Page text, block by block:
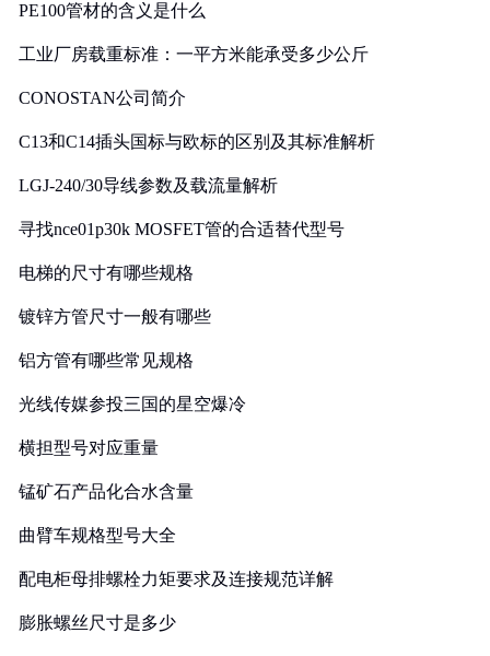
PE100管材的含义是什么
工业厂房载重标准：一平方米能承受多少公斤
CONOSTAN公司简介
C13和C14插头国标与欧标的区别及其标准解析
LGJ-240/30导线参数及载流量解析
寻找nce01p30k MOSFET管的合适替代型号
电梯的尺寸有哪些规格
镀锌方管尺寸一般有哪些
铝方管有哪些常见规格
光线传媒参投三国的星空爆冷
横担型号对应重量
锰矿石产品化合水含量
曲臂车规格型号大全
配电柜母排螺栓力矩要求及连接规范详解
膨胀螺丝尺寸是多少